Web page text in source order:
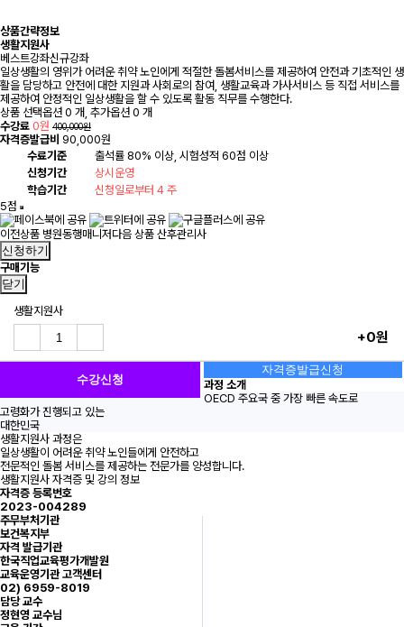
상품간략정보
생활지원사
베스트강좌신규강좌
일상생활의 영위가 어려운 취약 노인에게 적절한 돌봄서비스를 제공하여 안전과 기초적인 생
활을 담당하고 안전에 대한 지원과 사회로의 참여, 생활교육과 가사서비스 등 직접 서비스를
제공하여 안정적인 일상생활을 할 수 있도록 활동 직무를 수행한다.
상품 선택옵션 0 개, 추가옵션 0 개
수강료 0원 400,000원
자격증발급비 90,000원
수료기준
출석률 80% 이상, 시험성적 60점 이상
신청기간
상시운영
학습기간
신청일로부터 4 주
5점
이전상품 병원동행매니저 다음 상품 산후관리사
신청하기
구매기능
닫기
생활지원사
+0원
자격증발급신청
수강신청
과정 소개
OECD 주요국 중 가장 빠른 속도로
고령화가 진행되고 있는
대한민국
생활지원사 과정은
일상생활이 어려운 취약 노인들에게 안전하고
전문적인 돌봄 서비스를 제공하는 전문가를 양성합니다.
생활지원사 자격증 및 강의 정보
자격증 등록번호
2023-004289
주무부처기관
보건복지부
자격 발급기관
한국직업교육평가개발원
교육운영기관 고객센터
02) 6959-8019
담당 교수
정현영 교수님